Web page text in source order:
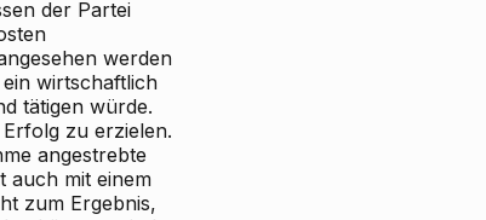
der Partei
werden
wirtschaftlich
tätigen würde.
zu erzielen.
angestrebte
auch mit einem
zum Ergebnis,